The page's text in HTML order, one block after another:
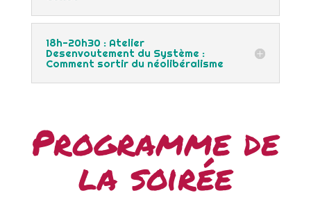
18h-20h30 : Atelier
Desenvoutement du Système :
Comment sortir du néolibéralisme
Programme de
la soirée